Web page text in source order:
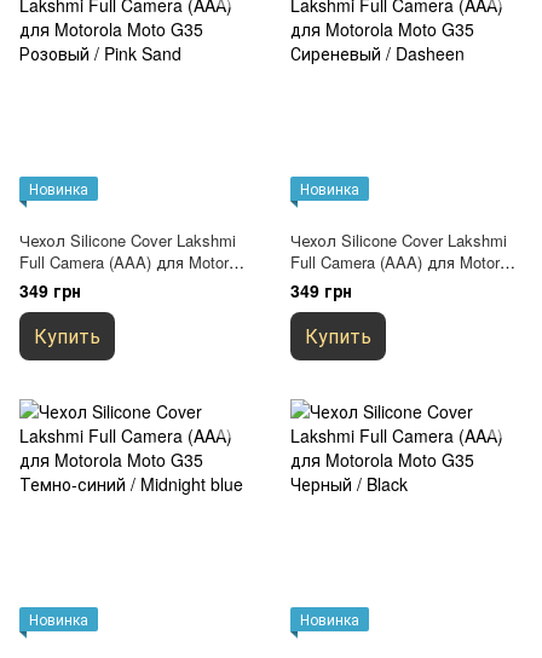
Новинка
Чехол Silicone Cover Lakshmi
Full Camera (AAA) для Motorola
Moto G35 Розовый / Pink Sand
349 грн
Купить
Новинка
Чехол Silicone Cover Lakshmi
Full Camera (AAA) для Motorola
Moto G35 Сиреневый /
Dasheen
349 грн
Купить
Новинка Новинка